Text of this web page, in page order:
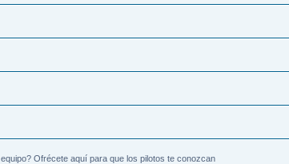
Ofrécete aquí para que los pilotos te conozcan